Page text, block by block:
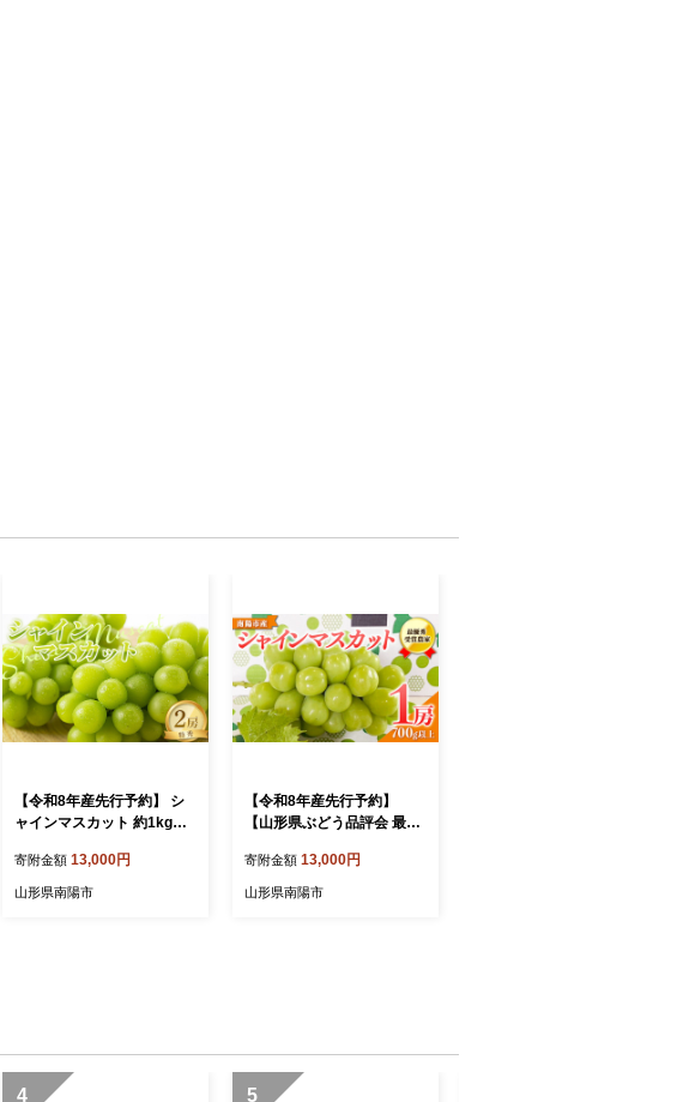
【令和8年産先行予約】 シ
ャインマスカット 約1kg以
9月上旬～発送》 『NOWA
フルーツ』 マスカット ぶど
寄附金額 13,000円
山形県南陽市
【令和8年産先行予約】
【山形県ぶどう品評会 最優
スカット 700g以上 (1房 秀
以上) 《令和8年9月中旬～
寄附金額 13,000円
山形県南陽市
4 5